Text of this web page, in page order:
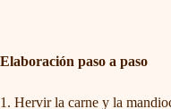
Elaboración paso a paso
Hervir la carne y la